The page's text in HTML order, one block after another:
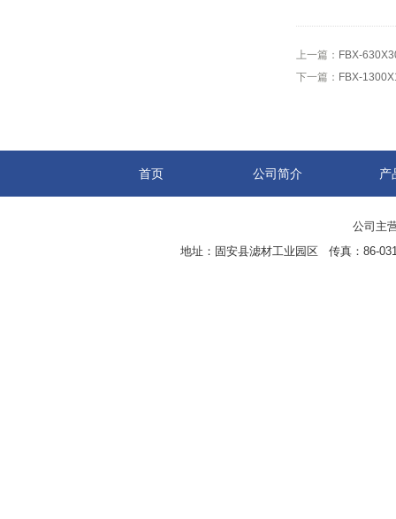
上一篇： FBX-
下一篇： FBX-
首页 公司简介 产
公司主
地址：固安县滤材工业园区 传真：86-